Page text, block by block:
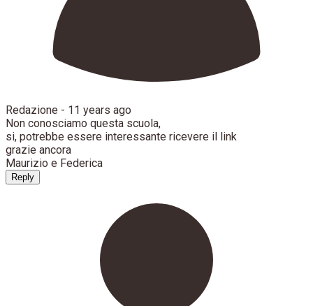
Redazione - 11 years ago
Non conosciamo questa scuola,
si, potrebbe essere interessante ricevere il link
grazie ancora
Maurizio e Federica
Reply